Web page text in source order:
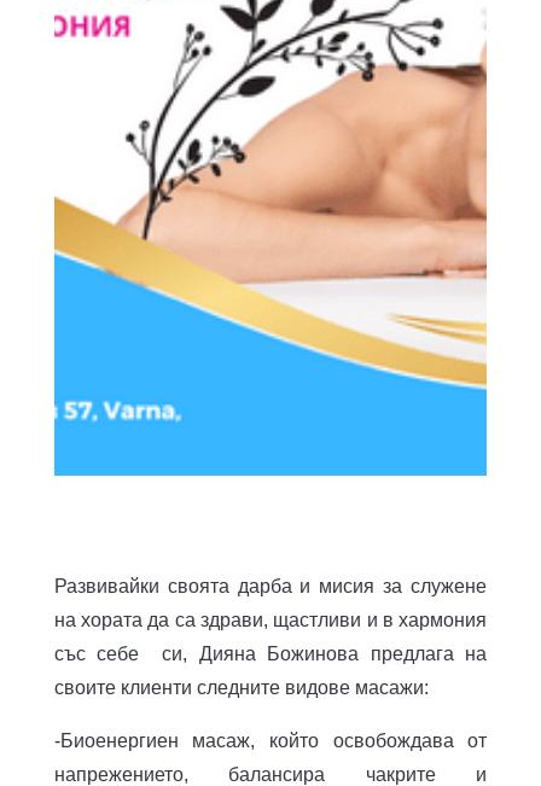
Развивайки своята дарба и мисия за служене
на хората да са здрави, щастливи и в хармония
със себе си, Дияна Божинова предлага на
своите клиенти следните видове масажи:
-Биоенергиен масаж, който освобождава от
напрежението, балансира чакрите и